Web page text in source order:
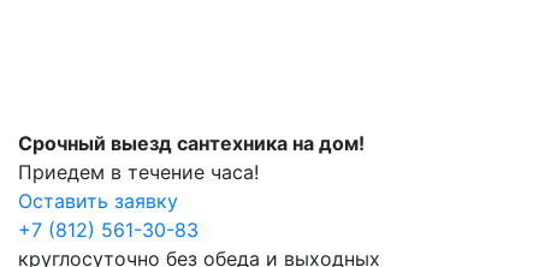
Срочный выезд сантехника на дом!
Приедем в течение часа!
Оставить заявку
+7 (812) 561-30-83
круглосуточно без обеда и выходных